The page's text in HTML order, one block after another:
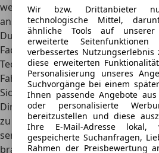
werden, die unter anderem über
anstehenden Kosten entscheiden.
Durch die regelmäßigen
Facelifts brachte der Mazda Bongo
Techniken für mehr Komfort und
Fahrzeuge ein. Dies gilt
Sicherheitsgurte oder einen
Direkteinspritzung, um die
zu verbessern. Ab 1990 kam das
serienmäßigen
brachte der japanische Autobauer
Wir bzw. Drittanbieter
technologische Mittel,
ähnliche Tools auf
erweiterte
verbessertes
diese erweiterten
Personalisierung unseres
Suchvorgänge bei einem
Ihnen passende Angebote
oder personalisierte
bereitzustellen und diese
Ihre E-Mail-Adresse
gespeicherte Suchanfragen,
Rahmen der Preisbewertung